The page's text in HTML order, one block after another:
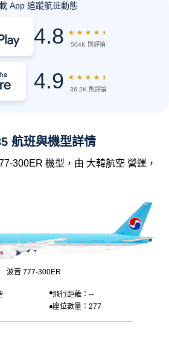
App 追蹤航班動態
4.8 ★ ★ ★ ★ ★
504K 則評論
4.9 ★ ★ ★ ★ ★
36.2K 則評論
航班與機型詳情
300ER 機型，由 大韓航空 營運，
波音 777-300ER
飛行距離：--
座位數量：277